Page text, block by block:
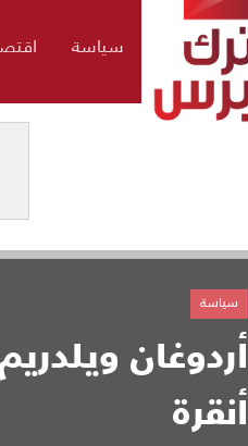
سياسة
أردوغان
أنقرة
سياسة